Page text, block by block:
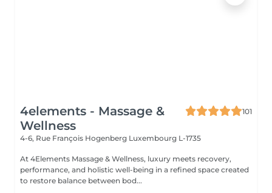
4elements - Massage &
Wellness
101
4-6, Rue François Hogenberg Luxembourg L-1735
At 4Elements Massage & Wellness, luxury meets recovery,
performance, and holistic well-being in a refined space created
to restore balance between bod...